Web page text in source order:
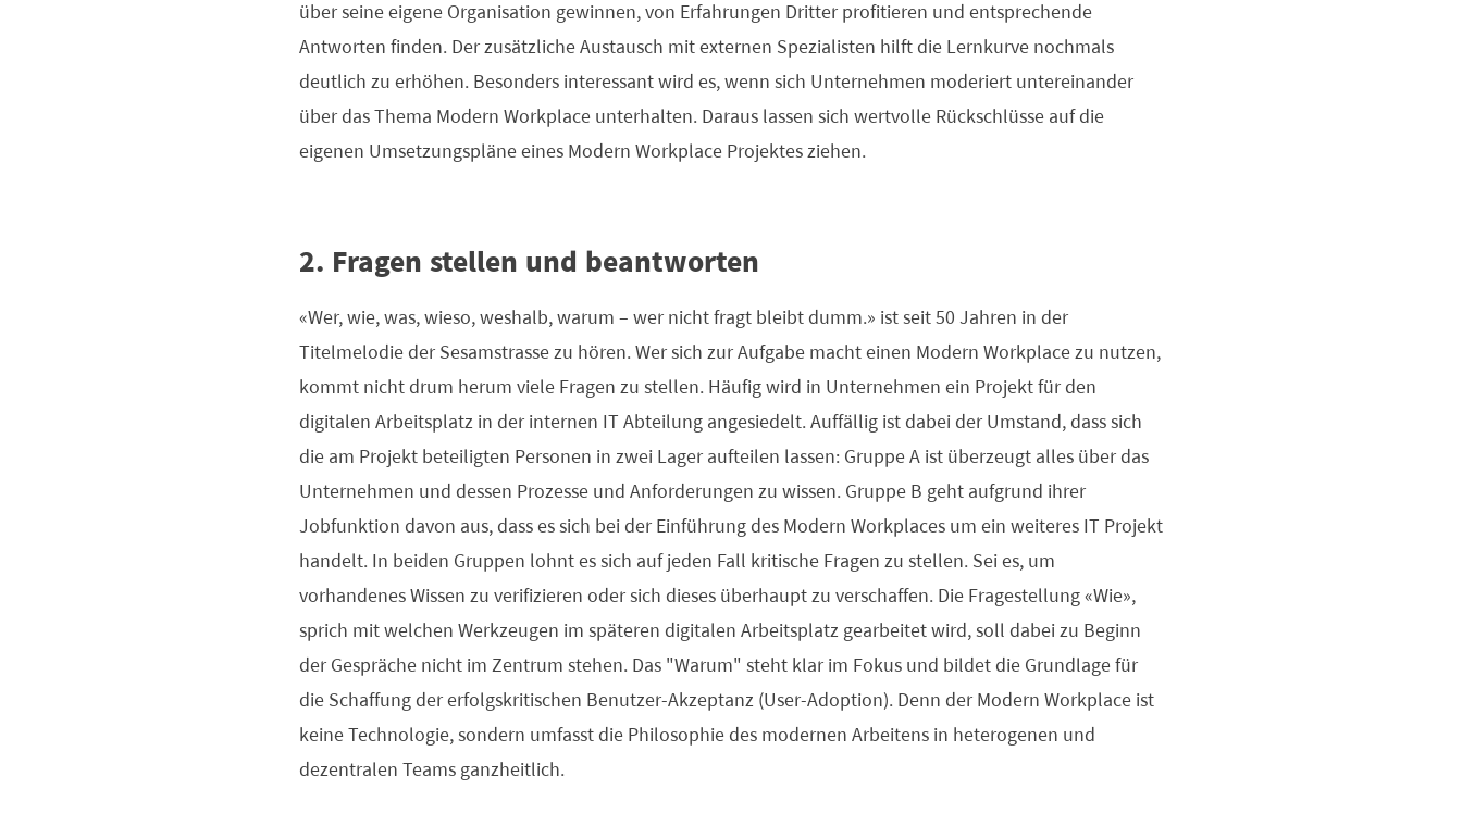
über seine eigene Organisation gewinnen, von Erfahrungen Dritter profitieren und entsprechende
Antworten finden. Der zusätzliche Austausch mit externen Spezialisten hilft die Lernkurve nochmals
deutlich zu erhöhen. Besonders interessant wird es, wenn sich Unternehmen moderiert untereinander
über das Thema Modern Workplace unterhalten. Daraus lassen sich wertvolle Rückschlüsse auf die
eigenen Umsetzungspläne eines Modern Workplace Projektes ziehen.
2. Fragen stellen und beantworten
«Wer, wie, was, wieso, weshalb, warum – wer nicht fragt bleibt dumm.» ist seit 50 Jahren in der
Titelmelodie der Sesamstrasse zu hören. Wer sich zur Aufgabe macht einen Modern Workplace zu nutzen,
kommt nicht drum herum viele Fragen zu stellen. Häufig wird in Unternehmen ein Projekt für den
digitalen Arbeitsplatz in der internen IT Abteilung angesiedelt. Auffällig ist dabei der Umstand, dass sich
die am Projekt beteiligten Personen in zwei Lager aufteilen lassen: Gruppe A ist überzeugt alles über das
Unternehmen und dessen Prozesse und Anforderungen zu wissen. Gruppe B geht aufgrund ihrer
Jobfunktion davon aus, dass es sich bei der Einführung des Modern Workplaces um ein weiteres IT Projekt
handelt. In beiden Gruppen lohnt es sich auf jeden Fall kritische Fragen zu stellen. Sei es, um
vorhandenes Wissen zu verifizieren oder sich dieses überhaupt zu verschaffen. Die Fragestellung «Wie»,
sprich mit welchen Werkzeugen im späteren digitalen Arbeitsplatz gearbeitet wird, soll dabei zu Beginn
der Gespräche nicht im Zentrum stehen. Das "Warum" steht klar im Fokus und bildet die Grundlage für
die Schaffung der erfolgskritischen Benutzer-Akzeptanz (User-Adoption). Denn der Modern Workplace ist
keine Technologie, sondern umfasst die Philosophie des modernen Arbeitens in heterogenen und
dezentralen Teams ganzheitlich.